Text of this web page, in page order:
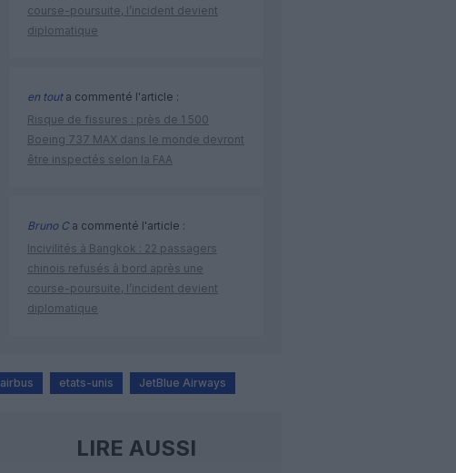
course-poursuite, l’incident devient
diplomatique
en touta commenté l'article :
Risque de fissures : près de 1 500
Boeing 737 MAX dans le monde devront
être inspectés selon la FAA
Bruno Ca commenté l'article :
Incivilités à Bangkok : 22 passagers
chinois refusés à bord après une
course-poursuite, l’incident devient
diplomatique
airbus etats-unis JetBlue Airways
LIRE AUSSI